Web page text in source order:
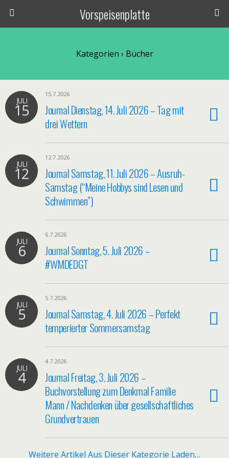
Vorspeisenplatte
Kategorien › Bücher
JULI
15
15.7.2026
Journal Dienstag, 14. Juli 2026 – Tag mit
drei Wettern
JULI
12
12.7.2026
Journal Samstag, 11. Juli 2026 – Ausruh-
Samstag (“Meine Hobbys sind Lesen und
Schwimmen”)
JULI
6
6.7.2026
Journal Sonntag, 5. Juli 2026 –
#WMDEDGT
JULI
5
5.7.2026
Journal Samstag, 4. Juli 2026 – Perfekt
temperierter Sommersamstag
JULI
4
4.7.2026
Journal Freitag, 3. Juli 2026 –
Buchvorstellung zum Denkmal Familie
Mann / Nachdenken über gesellschaftliches
Grundvertrauen
Weitere Artikel Aus Dieser Kategorie Laden…